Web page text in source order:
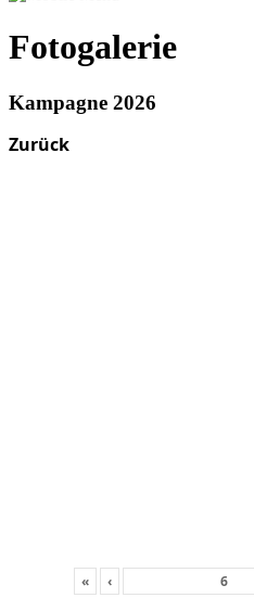
Fotogalerie
Kampagne 2026
Zurück
« ‹